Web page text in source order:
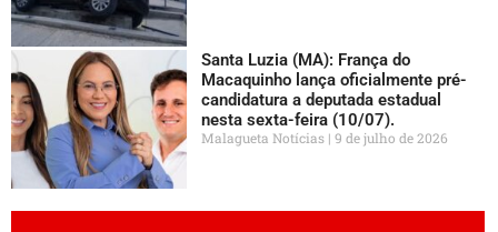
Santa Luzia (MA): França do
Macaquinho lança oficialmente pré-
candidatura a deputada estadual
nesta sexta-feira (10/07).
Malagueta Notícias 9 de julho de 2026